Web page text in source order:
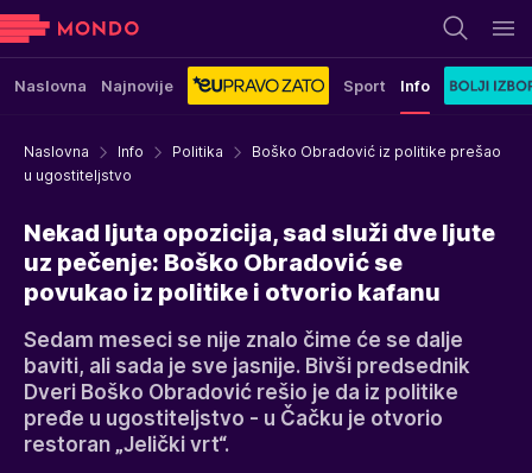
Naslovna Najnovije Sport Info
Naslovna Info Politika
Boško Obradović iz politike prešao
u ugostiteljstvo
Nekad ljuta opozicija, sad služi dve ljute
uz pečenje: Boško Obradović se
povukao iz politike i otvorio kafanu
Sedam meseci se nije znalo čime će se dalje
baviti, ali sada je sve jasnije. Bivši predsednik
Dveri Boško Obradović rešio je da iz politike
pređe u ugostiteljstvo - u Čačku je otvorio
restoran „Jelički vrt“.